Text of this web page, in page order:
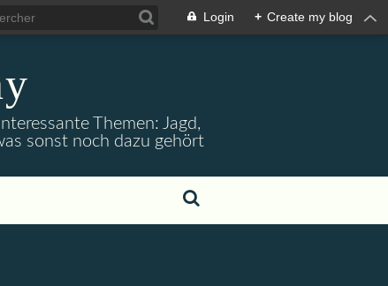
Login + Create my blog
Themen: Jagd,
sonst noch dazu gehört